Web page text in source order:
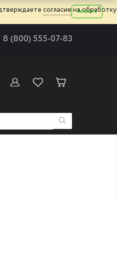
согласиена обработку
Закрыть
8 (800) 555-07-83